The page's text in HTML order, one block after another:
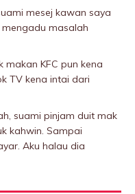
mesej kawan saya
masalah
makan KFC pun kena
TV kena intai dari
suami pinjam duit mak
kahwin. Sampai
Aku halau dia